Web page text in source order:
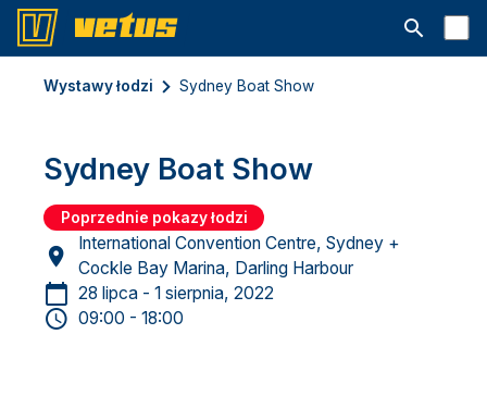
Otwórz
Wystawy łodzi Sydney Boat Show
Sydney Boat Show
Poprzednie pokazy łodzi
International Convention Centre, Sydney +
Cockle Bay Marina, Darling Harbour
28 lipca - 1 sierpnia, 2022
09:00 - 18:00